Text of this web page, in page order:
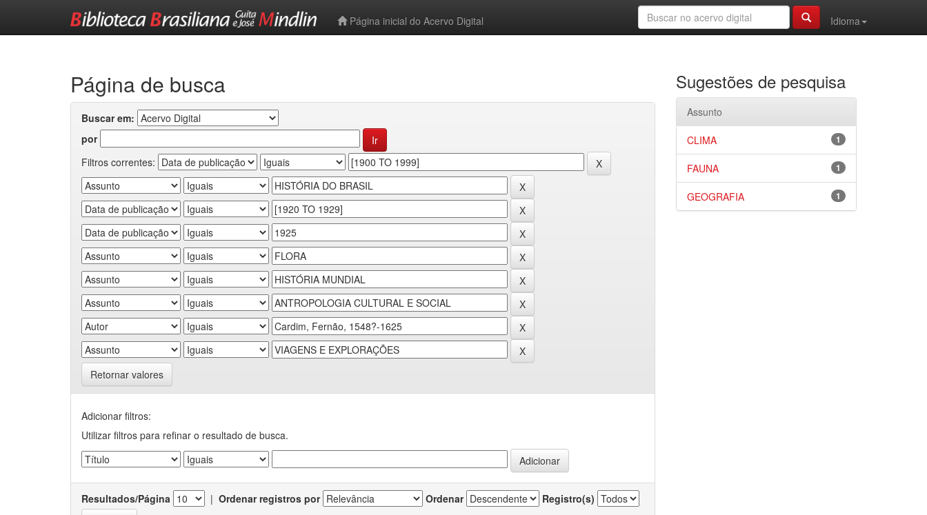
Página inicial do Acervo Digital
Idioma
Página de busca
Buscar em:
por
Filtros correntes:
Retornar valores
Adicionar filtros:
Utilizar filtros para refinar o resultado de busca.
Resultados/Página | Ordenar registros por Ordenar Registro(s)
Sugestões de pesquisa
Assunto
1
CLIMA
1
FAUNA
1
GEOGRAFIA